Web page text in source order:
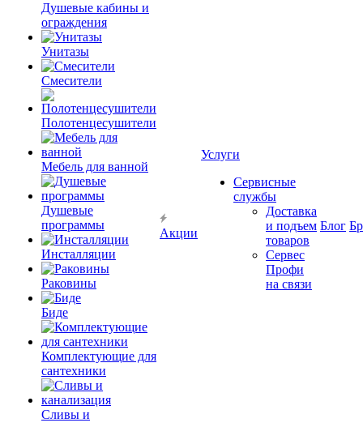
Душевые кабины и
ограждения
Унитазы
Смесители
Полотенцесушители
Мебель для ванной
Душевые
программы
Инсталляции
Раковины
Биде
Комплектующие для
сантехники
Сливы и
Акции
Услуги
Сервисные
службы
Доставка
и подъем
товаров
Сервес
Профи
на связи
Блог